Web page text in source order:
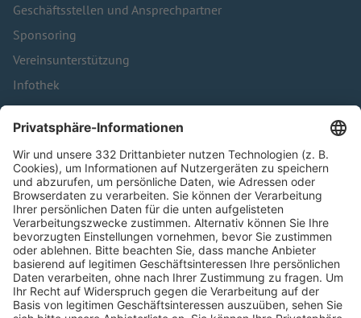
Geschäftsstellen und Ansprechpartner
Sponsoring
Vereinsunterstützung
Infothek
Kontakt
HÄUFIG BESUCHTE SEITEN
Pässe und Vereinswechsel
Trainerausbildung
Schulungsangebot Vereinsmitarbeiter
BFV-Geschäftsstellen
Trainerbörse
Login SpielPlus